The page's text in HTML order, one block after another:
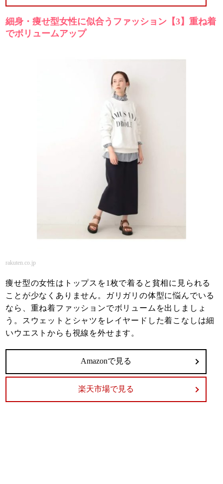
細身・痩せ型女性に似合うファッション【3】重ね着
でボリュームアップ
rakuten.co.jp
痩せ型の女性はトップスを1枚で着ると貧相に見られる
ことが少なくありません。ガリガリの体型に悩んでいる
なら、重ね着ファッションでボリュームを出しましょ
う。スウェットとシャツをレイヤードした着こなしは細
いウエストからも視線を外せます。
Amazonで見る
楽天市場で見る